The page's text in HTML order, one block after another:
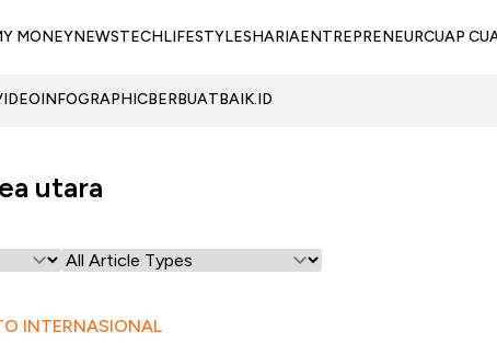
MONEYNEWSTECHLIFESTYLESHARIAENTREPRENEURCUAP
INFOGRAPHICBERBUATBAIK.ID
utara
INTERNASIONAL